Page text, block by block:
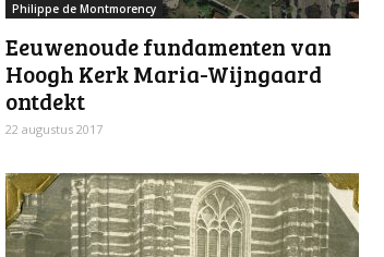
Philippe de Montmorency
Eeuwenoude fundamenten van
Hoogh Kerk Maria-Wijngaard
ontdekt
22 augustus 2017